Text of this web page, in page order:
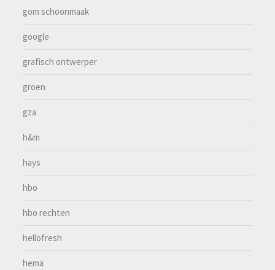
gom schoonmaak
google
grafisch ontwerper
groen
gza
h&m
hays
hbo
hbo rechten
hellofresh
hema